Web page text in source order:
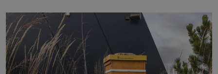
jednoduchost, měkkost a bezpečí, proto by pokoj
miminka měl působit především klidně a útulně.
Předškolní věk je